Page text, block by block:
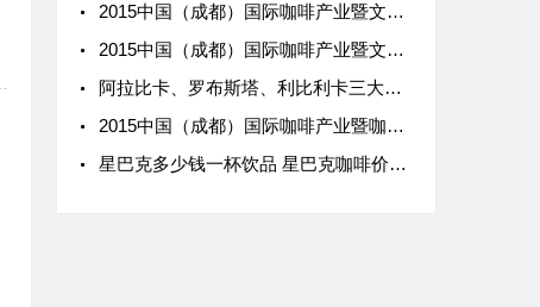
2015中国（成都）国际咖啡产业暨文化博览会
2015中国（成都）国际咖啡产业暨文化博览会 招商版
阿拉比卡、罗布斯塔、利比利卡三大咖啡豆品种种类风味口感特点区别 如何分辨阿拉比卡和罗豆
2015中国（成都）国际咖啡产业暨咖啡文化博览会展览会 开启招商
星巴克多少钱一杯饮品 星巴克咖啡价格表看哪款饮品价格最高